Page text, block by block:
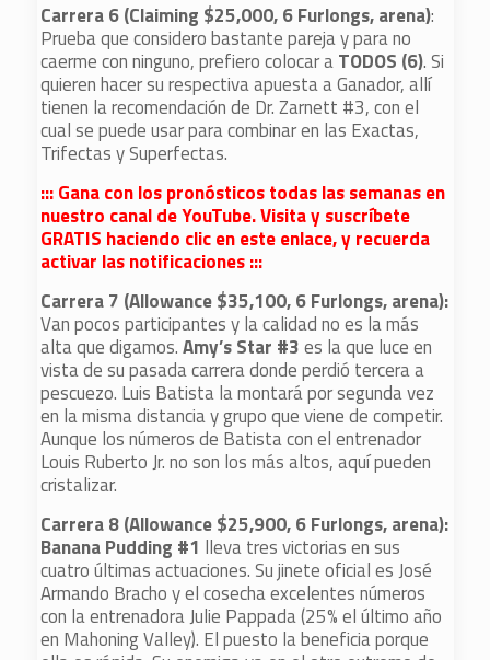
Carrera 6 (Claiming $25,000, 6 Furlongs, arena):
Prueba que considero bastante pareja y para no
caerme con ninguno, prefiero colocar aTODOS (6). Si
quieren hacer su respectiva apuesta a Ganador, allí
tienen la recomendación de Dr. Zarnett #3, con el
cual se puede usar para combinar en las Exactas,
Trifectas y Superfectas.
::: Gana con los pronósticos todas las semanas en
nuestro canal de YouTube. Visita y suscríbete
GRATIS haciendo clic en este enlace, y recuerda
activar las notificaciones :::
Carrera 7 (Allowance $35,100, 6 Furlongs, arena):
Van pocos participantes y la calidad no es la más
alta que digamos.Amy’s Star #3es la que luce en
vista de su pasada carrera donde perdió tercera a
pescuezo. Luis Batista la montará por segunda vez
en la misma distancia y grupo que viene de competir.
Aunque los números de Batista con el entrenador
Louis Ruberto Jr. no son los más altos, aquí pueden
cristalizar.
Carrera 8 (Allowance $25,900, 6 Furlongs, arena):
Banana Pudding #1 lleva tres victorias en sus
cuatro últimas actuaciones. Su jinete oficial es José
Armando Bracho y el cosecha excelentes números
con la entrenadora Julie Pappada (25% el último año
en Mahoning Valley). El puesto la beneficia porque